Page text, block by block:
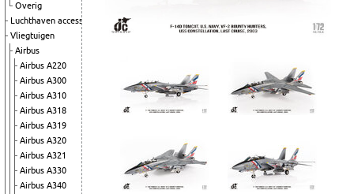
Overig
Luchthaven accessoires
Vliegtuigen
Airbus
Airbus A220
Airbus A300
Airbus A310
Airbus A318
Airbus A319
Airbus A320
Airbus A321
Airbus A330
Airbus A340